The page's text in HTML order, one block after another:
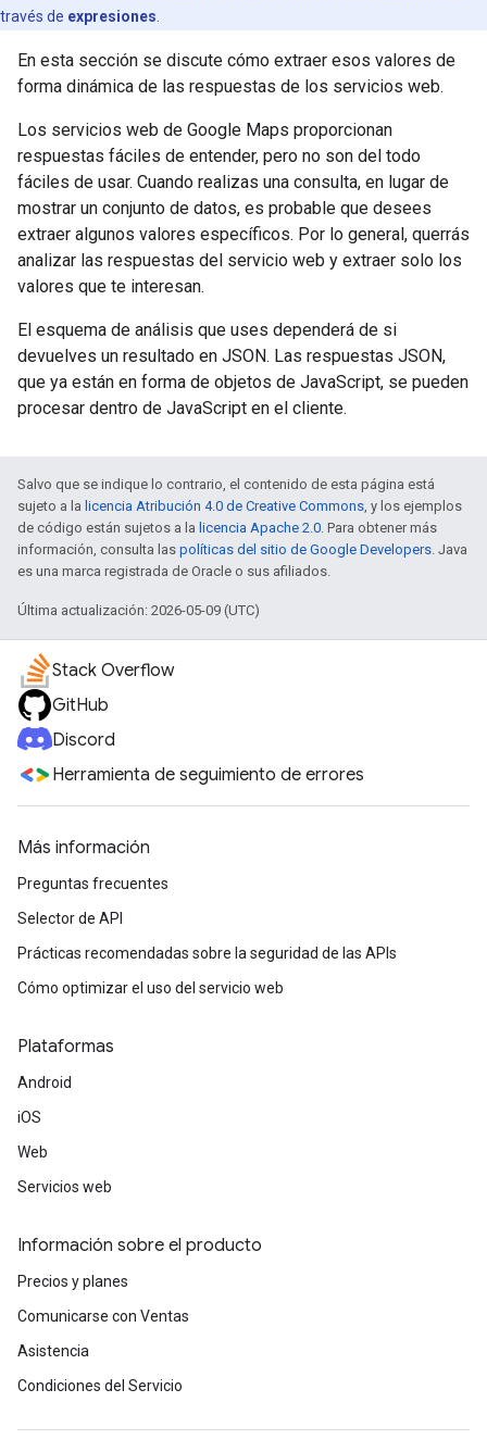
través de expresiones
En esta sección se discute cómo extraer esos valores de
forma dinámica de las respuestas de los servicios web.
Los servicios web de Google Maps proporcionan
respuestas fáciles de entender, pero no son del todo
fáciles de usar. Cuando realizas una consulta, en lugar de
mostrar un conjunto de datos, es probable que desees
extraer algunos valores específicos. Por lo general, querrás
analizar las respuestas del servicio web y extraer solo los
valores que te interesan.
El esquema de análisis que uses dependerá de si
devuelves un resultado en JSON. Las respuestas JSON,
que ya están en forma de objetos de JavaScript, se pueden
procesar dentro de JavaScript en el cliente.
Salvo que se indique lo contrario, el contenido de esta página está
sujeto a la licencia Atribución 4.0 de Creative Commons, y los ejemplos
de código están sujetos a la licencia Apache 2.0. Para obtener más
información, consulta las políticas del sitio de Google Developers. Java
es una marca registrada de Oracle o sus afiliados.
Última actualización: 2026-05-09 (UTC)
Stack Overflow
GitHub
Discord
Herramienta de seguimiento de errores
Más información
Preguntas frecuentes
Selector de API
Prácticas recomendadas sobre la seguridad de las APIs
Cómo optimizar el uso del servicio web
Plataformas
Android
iOS
Web
Servicios web
Información sobre el producto
Precios y planes
Comunicarse con Ventas
Asistencia
Condiciones del Servicio